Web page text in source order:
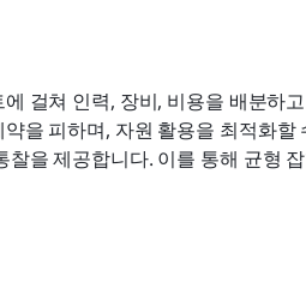
걸쳐 인력, 장비, 비용을 배분하
을 피하며, 자원 활용을 최적화
찰을 제공합니다. 이를 통해 균형